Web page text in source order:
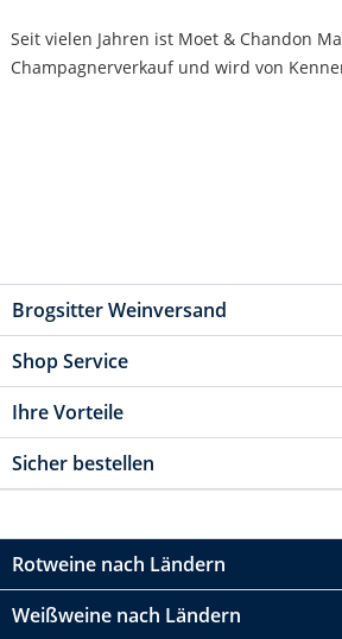
Seit vielen Jahren ist Moet & Chandon
Champagnerverkauf und wird von
Brogsitter Weinversand
Shop Service
Ihre Vorteile
Sicher bestellen
Rotweine nach Ländern
Weißweine nach Ländern